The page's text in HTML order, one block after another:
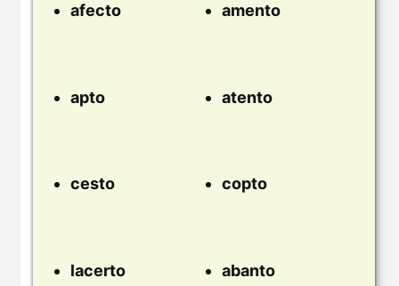
afecto amento
apto atento
cesto copto
lacerto abanto